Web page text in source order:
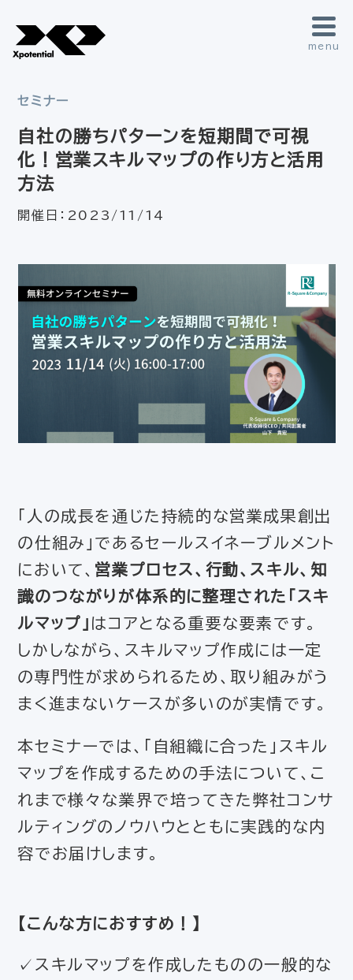
menu
セミナー
自社の勝ちパターンを短期間で可視
化！営業スキルマップの作り方と活用
方法
開催日： 2023/11/14
「人の成長を通じた持続的な営業成果創出
の仕組み」であるセールスイネーブルメント
において、 営業プロセス、行動、スキル、知
識のつながりが体系的に整理された「スキ
ルマップ」 はコアとなる重要な要素です。
しかしながら、スキルマップ作成には一定
の専門性が求められるため、取り組みがう
まく進まないケースが多いのが実情です。
本セミナーでは、「自組織に合った」スキル
マップを作成するための手法について、こ
れまで様々な業界で培ってきた弊社コンサ
ルティングのノウハウとともに実践的な内
容でお届けします。
【 こんな方におすすめ！ 】
✓スキルマップを作成したものの一般的な